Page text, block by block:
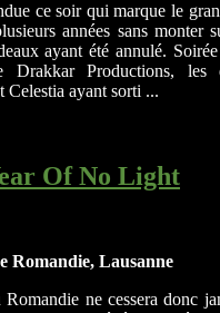
ce soir qui marque le
années sans monter
ayant été annulé.
Drakkar Productions, les
Celestia ayant sorti ...
Of No Light
Romandie, Lausanne
ne cessera donc